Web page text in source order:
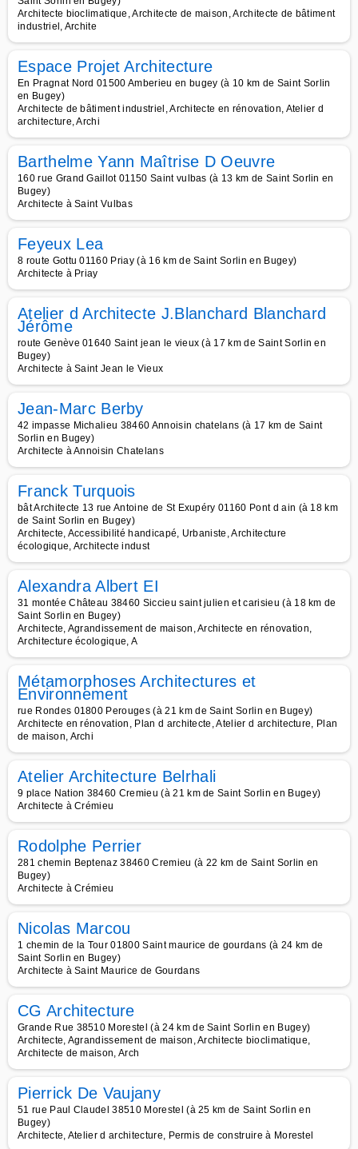
Architecte bioclimatique, Architecte de maison, Architecte de bâtiment
industriel, Archite
Espace Projet Architecture
En Pragnat Nord 01500 Amberieu en bugey (à 10 km de Saint Sorlin
en Bugey)
Architecte de bâtiment industriel, Architecte en rénovation, Atelier d
architecture, Archi
Barthelme Yann Maîtrise D Oeuvre
160 rue Grand Gaillot 01150 Saint vulbas (à 13 km de Saint Sorlin en
Bugey)
Architecte à Saint Vulbas
Feyeux Lea
8 route Gottu 01160 Priay (à 16 km de Saint Sorlin en Bugey)
Architecte à Priay
Atelier d Architecte J.Blanchard Blanchard
Jérôme
route Genève 01640 Saint jean le vieux (à 17 km de Saint Sorlin en
Bugey)
Architecte à Saint Jean le Vieux
Jean-Marc Berby
42 impasse Michalieu 38460 Annoisin chatelans (à 17 km de Saint
Sorlin en Bugey)
Architecte à Annoisin Chatelans
Franck Turquois
bât Architecte 13 rue Antoine de St Exupéry 01160 Pont d ain (à 18 km
de Saint Sorlin en Bugey)
Architecte, Accessibilité handicapé, Urbaniste, Architecture
écologique, Architecte indust
Alexandra Albert EI
31 montée Château 38460 Siccieu saint julien et carisieu (à 18 km de
Saint Sorlin en Bugey)
Architecte, Agrandissement de maison, Architecte en rénovation,
Architecture écologique, A
Métamorphoses Architectures et
Environnement
rue Rondes 01800 Perouges (à 21 km de Saint Sorlin en Bugey)
Architecte en rénovation, Plan d architecte, Atelier d architecture, Plan
de maison, Archi
Atelier Architecture Belrhali
9 place Nation 38460 Cremieu (à 21 km de Saint Sorlin en Bugey)
Architecte à Crémieu
Rodolphe Perrier
281 chemin Beptenaz 38460 Cremieu (à 22 km de Saint Sorlin en
Bugey)
Architecte à Crémieu
Nicolas Marcou
1 chemin de la Tour 01800 Saint maurice de gourdans (à 24 km de
Saint Sorlin en Bugey)
Architecte à Saint Maurice de Gourdans
CG Architecture
Grande Rue 38510 Morestel (à 24 km de Saint Sorlin en Bugey)
Architecte, Agrandissement de maison, Architecte bioclimatique,
Architecte de maison, Arch
Pierrick De Vaujany
51 rue Paul Claudel 38510 Morestel (à 25 km de Saint Sorlin en
Bugey)
Architecte, Atelier d architecture, Permis de construire à Morestel